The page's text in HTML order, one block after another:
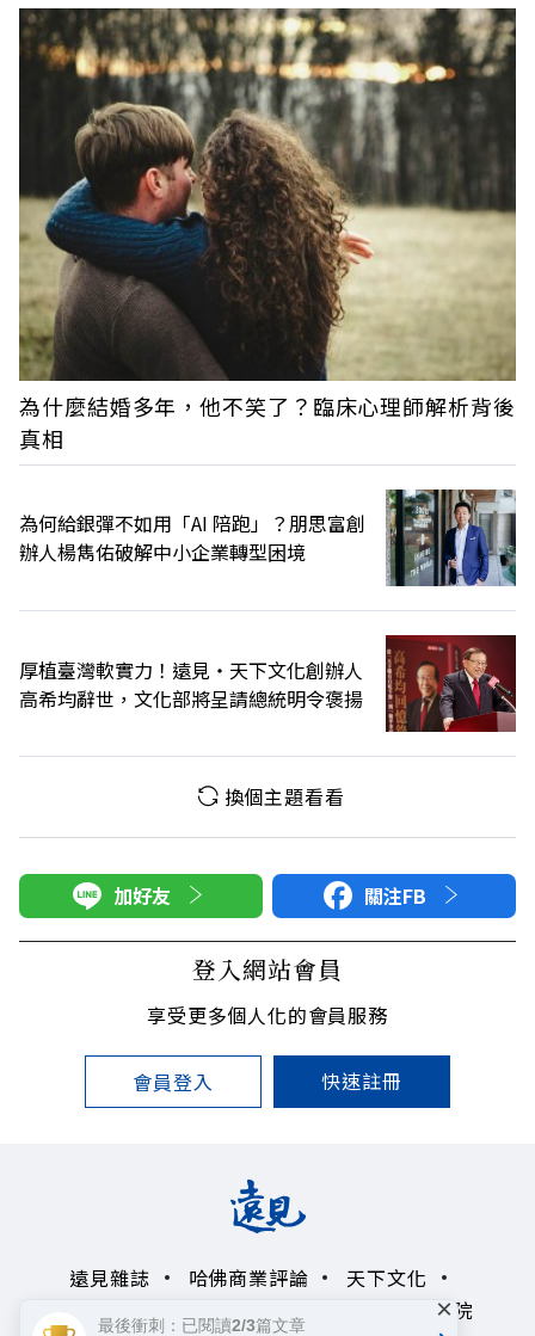
為什麼結婚多年，他不笑了？臨床心理師解析背後
真相
為何給銀彈不如用「AI 陪跑」？朋思富創
辦人楊雋佑破解中小企業轉型困境
厚植臺灣軟實力！遠見‧天下文化創辦人
高希均辭世，文化部將呈請總統明令褒揚
換個主題看看
加好友 關注FB
登入網站會員
享受更多個人化的會員服務
會員登入 快速註冊
遠見雜誌 哈佛商業評論
天下文化
未來親子學習平台
50+ 領導影響力學院
最後衝刺：已閱讀2/3篇文章 ×